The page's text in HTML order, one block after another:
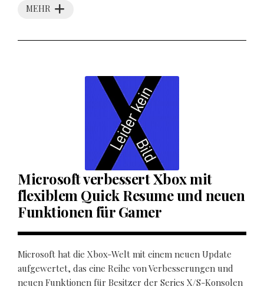
MEHR
Microsoft verbessert Xbox mit
flexiblem Quick Resume und neuen
Funktionen für Gamer
Microsoft hat die Xbox-Welt mit einem neuen Update
aufgewertet, das eine Reihe von Verbesserungen und
neuen Funktionen für Besitzer der Series X/S-Konsolen